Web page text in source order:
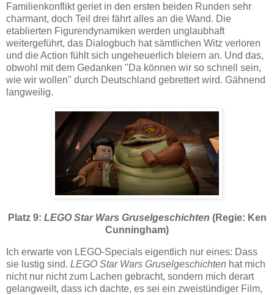
Familienkonflikt geriet in den ersten beiden Runden sehr
charmant, doch Teil drei fährt alles an die Wand. Die
etablierten Figurendynamiken werden unglaubhaft
weitergeführt, das Dialogbuch hat sämtlichen Witz verloren
und die Action fühlt sich ungeheuerlich bleiern an. Und das,
obwohl mit dem Gedanken "Da können wir so schnell sein,
wie wir wollen" durch Deutschland gebrettert wird. Gähnend
langweilig.
Platz 9: LEGO Star Wars Gruselgeschichten (Regie: Ken
Cunningham)
Ich erwarte von LEGO-Specials eigentlich nur eines: Dass
sie lustig sind. LEGO Star Wars Gruselgeschichten hat mich
nicht nur nicht zum Lachen gebracht, sondern mich derart
gelangweilt, dass ich dachte, es sei ein zweistündiger Film,